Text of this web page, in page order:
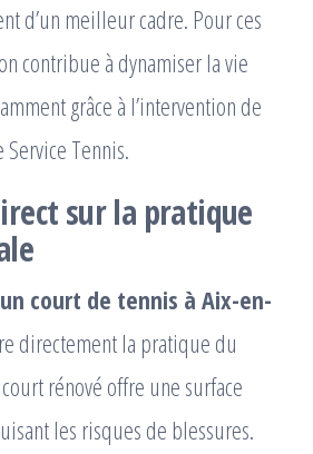
d’un meilleur cadre. Pour ces
contribue à dynamiser la vie
grâce à l’intervention de
Tennis.
sur la pratique
court de tennis à Aix-en-
directement la pratique du
rénové offre une surface
les risques de blessures.